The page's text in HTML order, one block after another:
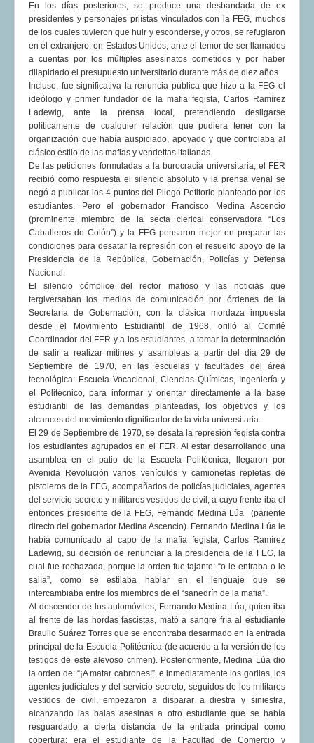
En los días posteriores, se produce una desbandada de ex
presidentes y personajes priístas vinculados con la FEG, muchos
de los cuales tuvieron que huir y esconderse, y otros, se refugiaron
en el extranjero, en Estados Unidos, ante el temor de ser llamados
a cuentas por los múltiples asesinatos cometidos y por haber
dilapidado el presupuesto universitario durante más de diez años.
Incluso, fue significativa la renuncia pública que hizo a la FEG el
ideólogo y primer fundador de la mafia fegista, Carlos Ramírez
Ladewig, ante la prensa local, pretendiendo desligarse
políticamente de cualquier relación que pudiera tener con la
organización que había auspiciado, apoyado y que controlaba al
clásico estilo de las mafias y vendettas italianas.
De las peticiones formuladas a la burocracia universitaria, el FER
recibió como respuesta el silencio absoluto y la prensa venal se
negó a publicar los 4 puntos del Pliego Petitorio planteado por los
estudiantes. Pero el gobernador Francisco Medina Ascencio
(prominente miembro de la secta clerical conservadora “Los
Caballeros de Colón”) y la FEG pensaron mejor en preparar las
condiciones para desatar la represión con el resuelto apoyo de la
Presidencia de la República, Gobernación, Policías y Defensa
Nacional.
El silencio cómplice del rector mafioso y las noticias que
tergiversaban los medios de comunicación por órdenes de la
Secretaría de Gobernación, con la clásica mordaza impuesta
desde el Movimiento Estudiantil de 1968, orilló al Comité
Coordinador del FER y a los estudiantes, a tomar la determinación
de salir a realizar mítines y asambleas a partir del día 29 de
Septiembre de 1970, en las escuelas y facultades del área
tecnológica: Escuela Vocacional, Ciencias Químicas, Ingeniería y
el Politécnico, para informar y orientar directamente a la base
estudiantil de las demandas planteadas, los objetivos y los
alcances del movimiento dignificador de la vida universitaria.
El 29 de Septiembre de 1970, se desata la represión fegista contra
los estudiantes agrupados en el FER. Al estar desarrollando una
asamblea en el patio de la Escuela Politécnica, llegaron por
Avenida Revolución varios vehículos y camionetas repletas de
pistoleros de la FEG, acompañados de policías judiciales, agentes
del servicio secreto y militares vestidos de civil, a cuyo frente iba el
entonces presidente de la FEG, Fernando Medina Lúa (pariente
directo del gobernador Medina Ascencio). Fernando Medina Lúa le
había comunicado al capo de la mafia fegista, Carlos Ramírez
Ladewig, su decisión de renunciar a la presidencia de la FEG, la
cual fue rechazada, porque la orden fue tajante: “o le entraba o le
salía”, como se estilaba hablar en el lenguaje que se
intercambiaba entre los miembros de el “sanedrín de la mafia”.
Al descender de los automóviles, Fernando Medina Lúa, quien iba
al frente de las hordas fascistas, mató a sangre fría al estudiante
Braulio Suárez Torres que se encontraba desarmado en la entrada
principal de la Escuela Politécnica (de acuerdo a la versión de los
testigos de este alevoso crimen). Posteriormente, Medina Lúa dio
la orden de: “¡A matar cabrones!”, e inmediatamente los gorilas, los
agentes judiciales y del servicio secreto, seguidos de los militares
vestidos de civil, empezaron a disparar a diestra y siniestra,
alcanzando las balas asesinas a otro estudiante que se había
resguardado a cierta distancia de la entrada principal como
cobertura; era el estudiante de la Facultad de Comercio y